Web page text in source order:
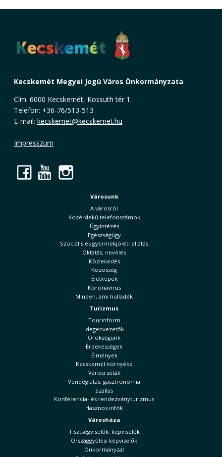
Kecskemét Megyei Jogú Város Önkormányzata
Cím: 6000 Kecskemét, Kossuth tér 1.
Telefon: +36-76/513-513
E-mail: kecskemet@kecskemet.hu
Impresszum
Facebook
YouTube
Városunk
A városról
Közérdekű telefonszámok
Ügyintézés
Egészségügy
Szociális és gyermekjóléti ellátás
Oktatás, nevelés
Közlekedés
Közösség
Életképek
Koronavírus
Minden, ami hulladék
Turizmus
Tourinform
Idegenvezetők
Örökségünk
Érdekességek
Élmények
Kecskemét környéke
Városi séták
Vendéglátás, gasztronómia
Szállás
Konferencia- és rendezvényturizmus
Hasznos infók
Városháza
Tisztségviselők, képviselők
Országgyűlési képviselők
Önkormányzat